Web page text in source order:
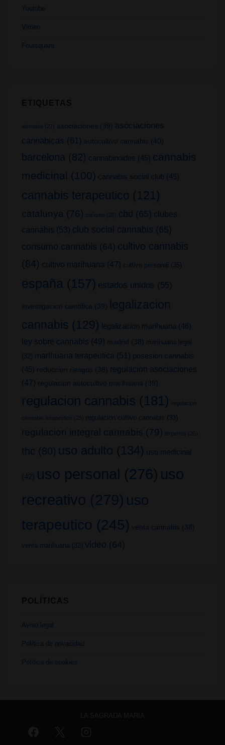
Youtube
Vimeo
Foursquare
alemania (27) asociaciones (39)
asociaciones
cannabicas (61) autocultivo cannabis (40)
barcelona (82) cannabinoides (45) cannabis
medicinal (100) cannabis social club (45)
cannabis terapeutico (121)
catalunya (76) cañamo (26) cbd (65) clubes
cannabis (53) club social cannabis (65)
consumo cannabis (64) cultivo cannabis
(84) cultivo marihuana (47) cultivo personal (35)
españa (157) estados unidos (55)
investigacion cientifica (39)
legalizacion
cannabis (129) legalizacion marihuana (46)
ley sobre cannabis (49) madrid (38)
marihuana legal
(32)
marihuana terapeutica (51) posesion cannabis
(45) reduccion riesgos (38)
regulacion asociaciones
(47) regulacion autocultivo marihuana (39)
regulacion cannabis (181) regulacion
cannabis terapeutico (25) regulacion cultivo cannabis (33)
regulacion integral cannabis (79) terpenos (25)
thc (80) uso adulto (134) uso medicinal
(42) uso personal (276) uso
recreativo (279) uso
terapeutico (245) venta cannabis (38)
venta marihuana (32) video (64)
Aviso legal
Política de privacidad
Política de cookies